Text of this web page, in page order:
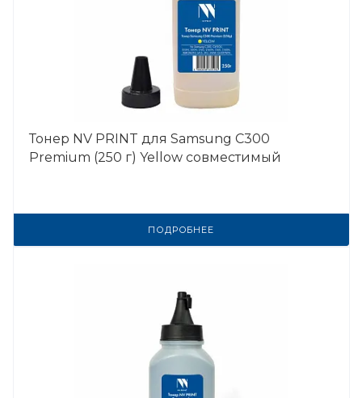
Тонер NV PRINT для Samsung C300
Premium (250 г) Yellow совместимый
ПОДРОБНЕЕ